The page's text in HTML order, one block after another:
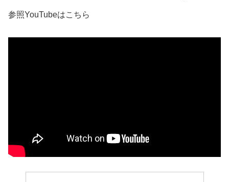
参照YouTubeはこちら